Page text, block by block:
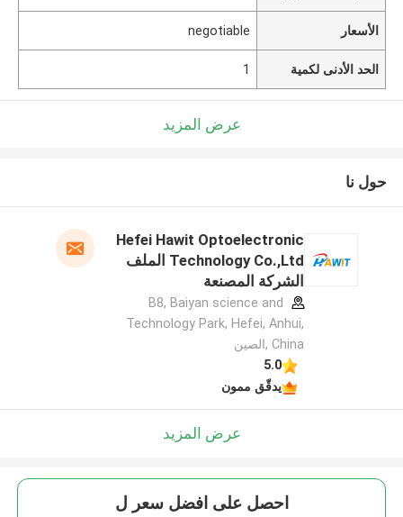
الأسعار negotiable
الحد الأدنى لكمية 1
عرض المزيد
حول نا
Hefei Hawit Optoelectronic
Technology Co.,Ltd الملف
الشركة المصنعة
B8, Baiyan science and
Technology Park, Hefei, Anhui,
China ,الصين
5.0
يدقّق ممون
عرض المزيد
احصل على افضل سعر ل